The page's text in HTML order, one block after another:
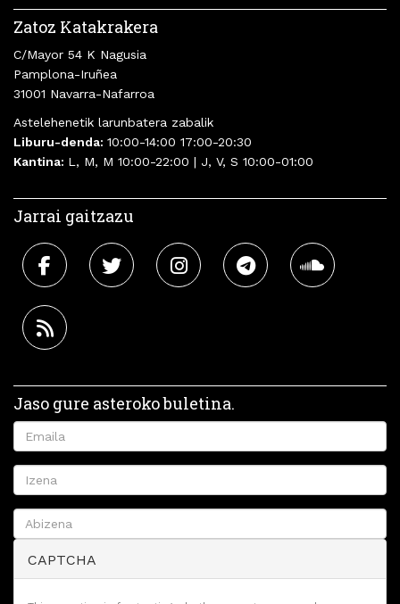
Zatoz Katakrakera
C/Mayor 54 K Nagusia
Pamplona-Iruñea
31001 Navarra-Nafarroa
Astelehenetik larunbatera zabalik
Liburu-denda: 10:00-14:00 17:00-20:30
Kantina: L, M, M 10:00-22:00 | J, V, S 10:00-01:00
Jarrai gaitzazu
Jaso gure asteroko buletina.
CAPTCHA